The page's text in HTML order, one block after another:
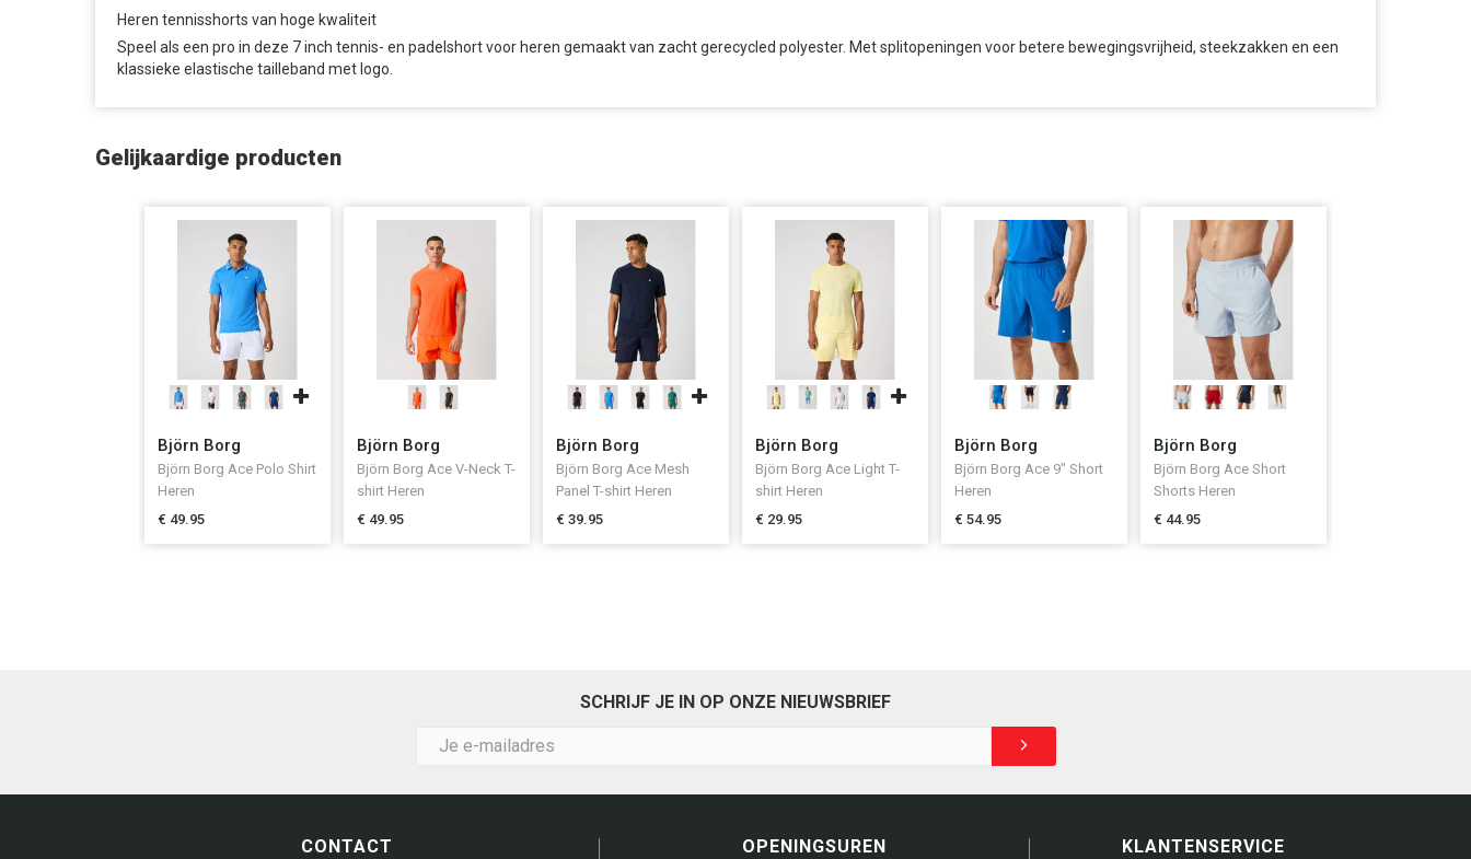
Heren tennisshorts van hoge kwaliteit
Speel als een pro in deze 7 inch tennis- en padelshort voor heren gemaakt van zacht gerecycled polyester. Met splitopeningen voor betere bewegingsvrijheid, steekzakken en een
klassieke elastische tailleband met logo.
Gelijkaardige producten
Björn Borg
Björn Borg Ace Polo Shirt
Heren
€ 49.95
Björn Borg
Björn Borg Ace V-Neck T-
shirt Heren
€ 49.95
Björn Borg
Björn Borg Ace Mesh
Panel T-shirt Heren
€ 39.95
Björn Borg
Björn Borg Ace Light T-
shirt Heren
€ 29.95
Björn Borg
Björn Borg Ace 9" Short
Heren
€ 54.95
Björn Borg
Björn Borg Ace Short
Shorts Heren
€ 44.95
SCHRIJF JE IN OP ONZE NIEUWSBRIEF
CONTACT OPENINGSUREN KLANTENSERVICE